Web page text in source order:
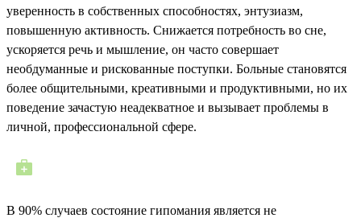
уверенность в собственных способностях, энтузиазм,
повышенную активность. Снижается потребность во сне,
ускоряется речь и мышление, он часто совершает
необдуманные и рискованные поступки. Больные становятся
более общительными, креативными и продуктивными, но их
поведение зачастую неадекватное и вызывает проблемы в
личной, профессиональной сфере.
В 90% случаев состояние гипомания является не